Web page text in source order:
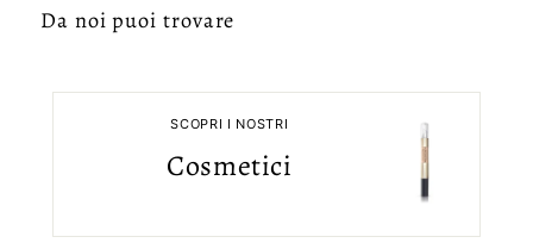
Da noi puoi trovare
SCOPRI I NOSTRI
Cosmetici